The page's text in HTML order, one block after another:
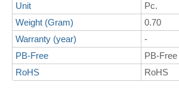
Unit
Pc.
Weight (Gram)
0.70
Warranty (year)
-
PB-Free
PB-Free
RoHS
RoHS